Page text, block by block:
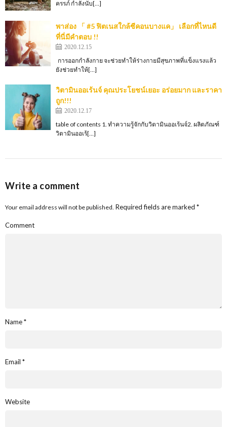
ครรภ์ กำลังนับ[…]
พาส่อง 「 #5 ฟิตเนสใกล้ซีคอนบางแค」 เลือกที่ไหนดี
ที่นี่มีคำตอบ !!
2020.12.15
การออกกำลังกาย จะช่วยทำให้ร่างกายมีสุขภาพที่แข็งแรงแล้ว
ยังช่วยทำให้[…]
วิตามินออเร้นจ์ คุณประโยชน์เยอะ อร่อยมาก และราคา
ถูก!!!
2020.12.17
table of contents 1. ทำความรู้จักกับวิตามินออเร้นจ์2. ผลิตภัณฑ์
วิตามินออเร้[…]
Write a comment
Your email address will not be published. Required fields are marked *
Comment
Name*
Email *
Website